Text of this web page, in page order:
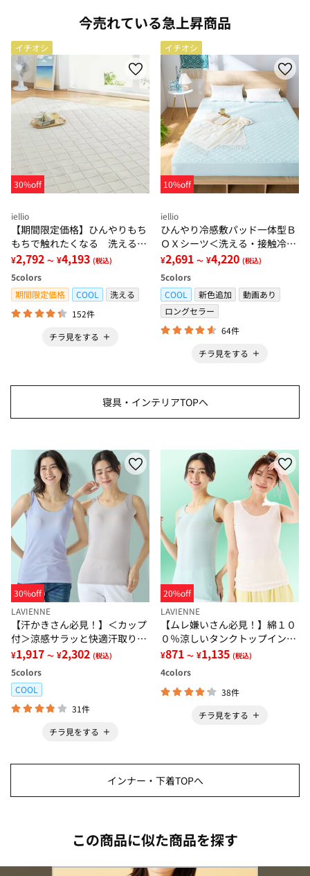
今売れている急上昇商品
イチオシ
30%off
iellio
【期間限定価格】ひんやりもち
もちで触れたくなる 洗えるラ
グ＜低反発・滑りにくい・接触
冷感・防ダニ・カーペット＞
¥2,792 ～ ¥4,193 (税込)
5colors
期間限定価格
COOL
洗える
152件
チラ見をする
イチオシ
10%off
iellio
ひんやり冷感敷パッド一体型Ｂ
ＯＸシーツ＜洗える・接触冷
感・抗菌防臭・時短・家事楽・
ボックスシーツ・寝苦しさ対策
＞
¥2,691 ～ ¥4,220 (税込)
5colors
COOL
新色追加
動画あり
ロングセラー
64件
チラ見をする
寝具・インテリアTOPへ
30%off
LAVIENNE
【汗かきさん必見！】＜カップ
付＞涼感サラッと快適汗取りタ
ンクトップインナー＜さらりラ
ボ＞
¥1,917 ～ ¥2,302 (税込)
5colors
COOL
31件
チラ見をする
20%off
LAVIENNE
【ムレ嫌いさん必見！】綿１０
０％涼しいタンクトップインナ
ー＜さらりラボ＞
¥871 ～ ¥1,135 (税込)
4colors
38件
チラ見をする
インナー・下着TOPへ
この商品に似た商品を探す